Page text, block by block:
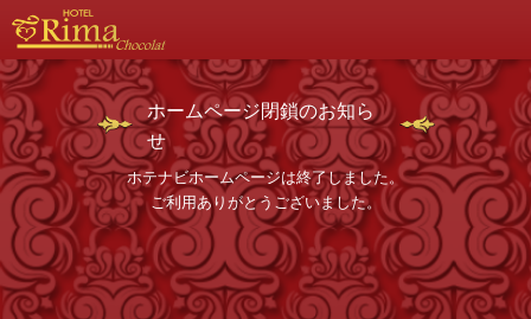
ホームページ閉鎖のお知ら
せ
ホテナビホームページは終了しました。
ご利用ありがとうございました。